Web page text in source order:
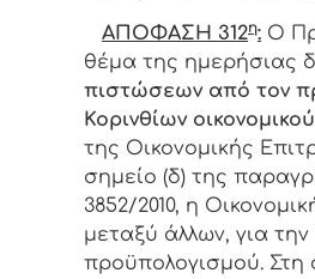
ΑΠΟΦΑΣΗ 312η: Ο
θέμα της ημερήσιας
πιστώσεων από τον
Κορινθίων
της Οικονομικής
σημείο (δ) της
3852/2010, η
μεταξύ άλλων, για
προϋπολογισμού. Στη